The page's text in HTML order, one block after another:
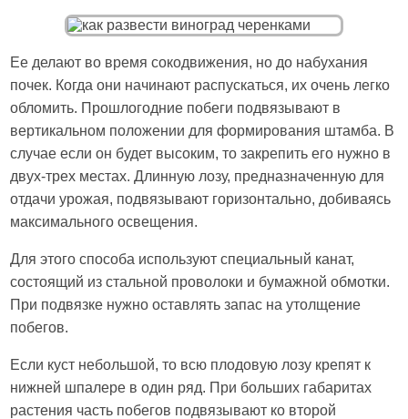
Ее делают во время сокодвижения, но до набухания
почек. Когда они начинают распускаться, их очень легко
обломить. Прошлогодние побеги подвязывают в
вертикальном положении для формирования штамба. В
случае если он будет высоким, то закрепить его нужно в
двух-трех местах. Длинную лозу, предназначенную для
отдачи урожая, подвязывают горизонтально, добиваясь
максимального освещения.
Для этого способа используют специальный канат,
состоящий из стальной проволоки и бумажной обмотки.
При подвязке нужно оставлять запас на утолщение
побегов.
Если куст небольшой, то всю плодовую лозу крепят к
нижней шпалере в один ряд. При больших габаритах
растения часть побегов подвязывают ко второй